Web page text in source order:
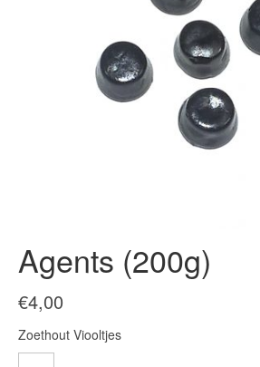
Agents (200g)
€4,00
Zoethout Viooltjes